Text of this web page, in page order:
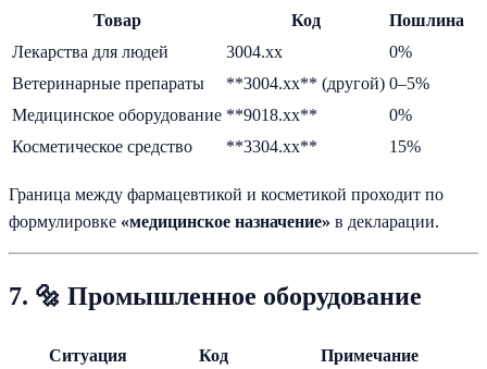
Товар Код
Пошлина
Лекарства для людей
3004.xx
0%
Ветеринарные препараты
**3004.xx** (другой) 0–5%
Медицинское оборудование **9018.xx**
0%
Косметическое средство
**3304.xx** 15%
Граница между фармацевтикой и косметикой проходит по
формулировке «медицинское назначение» в декларации.
7. 🔩 Промышленное оборудование
Ситуация Код Примечание